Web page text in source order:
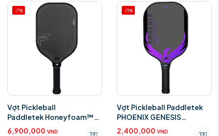
-7%
Vợt Pickleball
Paddletek Honeyfoam™
TKO-X 16mm
6,900,000 VND
-11%
Vợt Pickleball Paddletek
PHOENIX GENESIS
CARBON PURPLE 14mm
2,400,000 VND